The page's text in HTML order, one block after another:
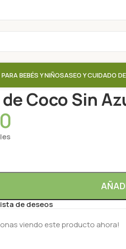
BEBÉS Y NIÑOSASEO Y CUIDADO
Coco Sin
de deseos
viendo este producto ahora!